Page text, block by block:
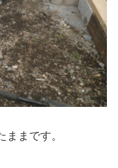
まです。